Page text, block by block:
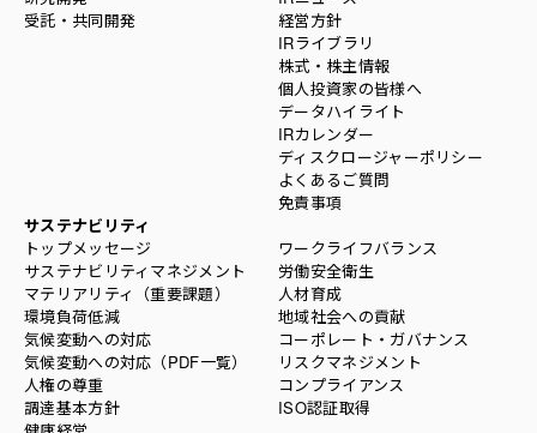
受託・共同開発
経営方針
IRライブラリ
株式・株主情報
個人投資家の皆様へ
データハイライト
IRカレンダー
ディスクロージャーポリシー
よくあるご質問
免責事項
サステナビリティ
トップメッセージ
サステナビリティマネジメント
マテリアリティ（重要課題）
環境負荷低減
気候変動への対応
気候変動への対応（PDF一覧）
人権の尊重
調達基本方針
ワークライフバランス
労働安全衛生
人材育成
地域社会への貢献
コーポレート・ガバナンス
リスクマネジメント
コンプライアンス
ISO認証取得